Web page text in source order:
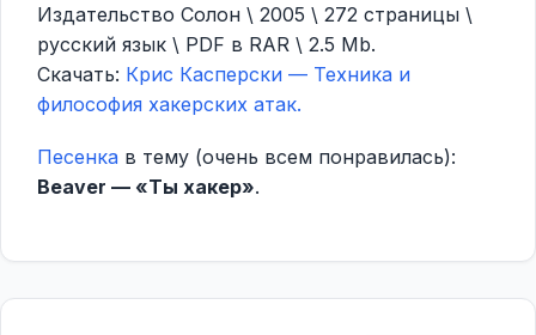
Издательство Солон \ 2005 \ 272 страницы \
русский язык \ PDF в RAR \ 2.5 Mb.
Скачать: Крис Касперски — Техника и
философия хакерских атак.
Песенка в тему (очень всем понравилась):
Beaver — «Ты хакер».